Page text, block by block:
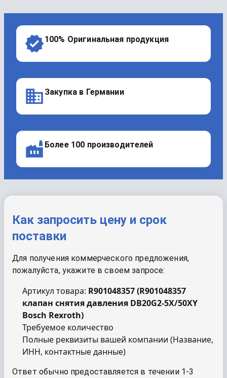
100% Оригинальная продукция
Закупка в Германии
Более 100 производителей
Как запросить цену и срок
поставки
Для получения коммерческого предложения,
пожалуйста, укажите в своем запросе:
Артикул товара: R901048357(R901048357
клапан снятия давления DB20G2-5X/50XY
Bosch Rexroth)
Требуемое количество
Полные реквизиты вашей компании (Название,
ИНН, контактные данные)
Ответ обычно предоставляется в течении 1-3